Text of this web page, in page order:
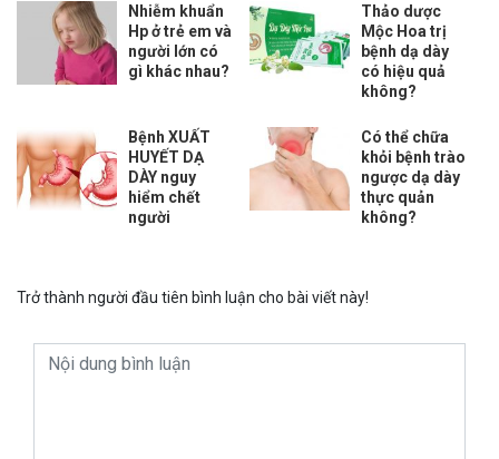
Nhiễm khuẩn
Hp ở trẻ em và
người lớn có
gì khác nhau?
Thảo dược
Mộc Hoa trị
bệnh dạ dày
có hiệu quả
không?
Bệnh XUẤT
HUYẾT DẠ
DÀY nguy
hiểm chết
người
Có thể chữa
khỏi bệnh trào
ngược dạ dày
thực quản
không?
Trở thành người đầu tiên bình luận cho bài viết này!